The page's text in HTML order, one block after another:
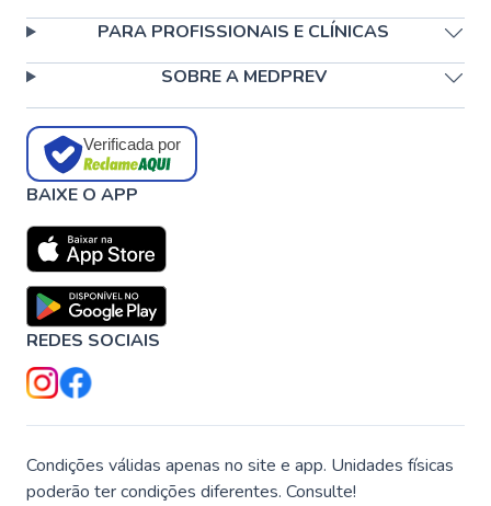
PARA PROFISSIONAIS E CLÍNICAS
SOBRE A MEDPREV
Verificada por
BAIXE O APP
REDES SOCIAIS
Condições válidas apenas no site e app. Unidades físicas
poderão ter condições diferentes. Consulte!